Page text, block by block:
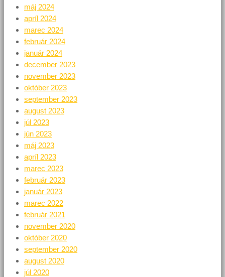
máj 2024
apríl 2024
marec 2024
február 2024
január 2024
december 2023
november 2023
október 2023
september 2023
august 2023
júl 2023
jún 2023
máj 2023
apríl 2023
marec 2023
február 2023
január 2023
marec 2022
február 2021
november 2020
október 2020
september 2020
august 2020
júl 2020